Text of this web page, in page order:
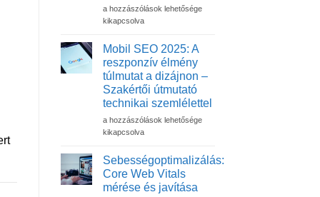
bejegyzéshez
Hogyan
működik
SEO
Google
algoritmusában:
Mit
kell
tudni?
bejegyzéshez
a hozzászólások lehetősége
kikapcsolva
Mobil SEO 2025: A
reszponzív élmény
túlmutat a dizájnon –
Szakértői útmutató
technikai szemlélettel
Mobil
SEO
A
reszponzív
élmény
túlmutat
a hozzászólások lehetősége
kikapcsolva
Sebességoptimalizálás:
Core Web Vitals
mérése és javítása